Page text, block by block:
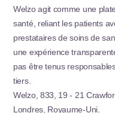
Welzo agit comme une
santé, reliant les patients
prestataires de soins de
une expérience
pas être tenus
tiers.
Welzo, 833, 19 - 21
Londres, Royaume-Uni.